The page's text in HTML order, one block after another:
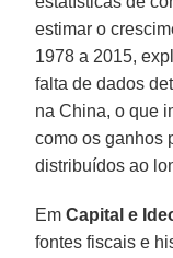
estimar o
1978 a 2015,
falta de dados
na China, o que
como os ganhos
distribuídos ao
EmCapital e
fontes fiscais e